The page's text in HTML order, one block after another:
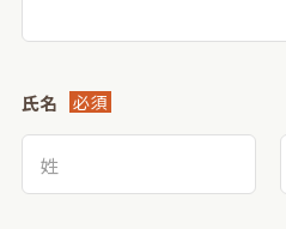
氏名 必須